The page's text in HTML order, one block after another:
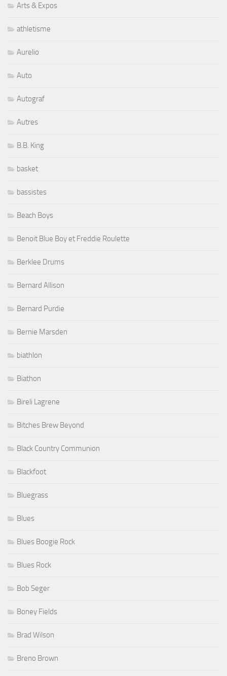
Arts & Expos
athletisme
Aurelio
Auto
Autograf
Autres
B.B. King
basket
bassistes
Beach Boys
Benoit Blue Boy et Freddie Roulette
Berklee Drums
Bernard Allison
Bernard Purdie
Bernie Marsden
biathlon
Biathon
Bireli Lagrene
Bitches Brew Beyond
Black Country Communion
Blackfoot
Bluegrass
Blues
Blues Boogie Rock
Blues Rock
Bob Seger
Boney Fields
Brad Wilson
Breno Brown